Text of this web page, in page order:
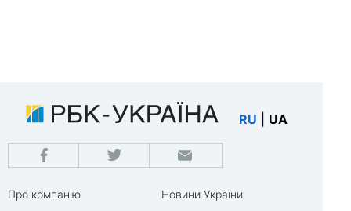
RU UA
Про компанію
Новини України